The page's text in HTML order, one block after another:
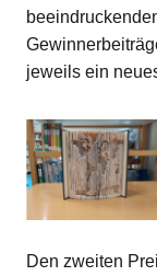
jeweils ein
Den zweiten